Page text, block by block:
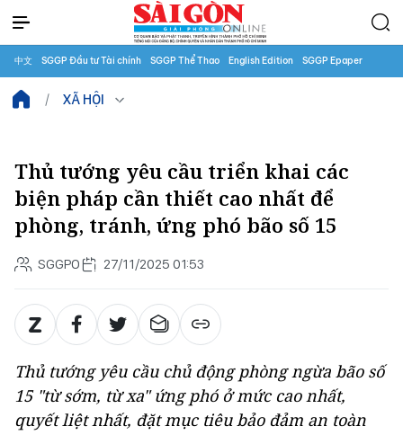
中文 SGGP Đầu tư Tài chính SGGP Thể Thao English Edition SGGP Epaper
XÃ HỘI
Thủ tướng yêu cầu triển khai các
biện pháp cần thiết cao nhất để
phòng, tránh, ứng phó bão số 15
SGGPO 27/11/2025 01:53
Thủ tướng yêu cầu chủ động phòng ngừa bão số
15 "từ sớm, từ xa" ứng phó ở mức cao nhất,
quyết liệt nhất, đặt mục tiêu bảo đảm an toàn